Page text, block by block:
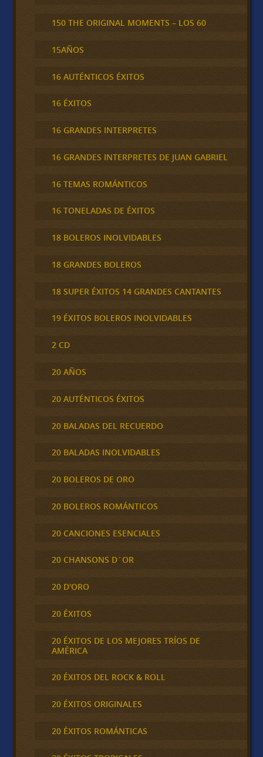
150 THE ORIGINAL MOMENTS – LOS 60
15AÑOS
16 AUTÉNTICOS ÉXITOS
16 ÉXITOS
16 GRANDES INTERPRETES
16 GRANDES INTERPRETES DE JUAN GABRIEL
16 TEMAS ROMÁNTICOS
16 TONELADAS DE ÉXITOS
18 BOLEROS INOLVIDABLES
18 GRANDES BOLEROS
18 SUPER ÉXITOS 14 GRANDES CANTANTES
19 ÉXITOS BOLEROS INOLVIDABLES
2 CD
20 AÑOS
20 AUTÉNTICOS ÉXITOS
20 BALADAS DEL RECUERDO
20 BALADAS INOLVIDABLES
20 BOLEROS DE ORO
20 BOLEROS ROMÁNTICOS
20 CANCIONES ESENCIALES
20 CHANSONS D´OR
20 D'ORO
20 ÉXITOS
20 ÉXITOS DE LOS MEJORES TRÍOS DE
AMÉRICA
20 ÉXITOS DEL ROCK & ROLL
20 ÉXITOS ORIGINALES
20 ÉXITOS ROMÁNTICAS